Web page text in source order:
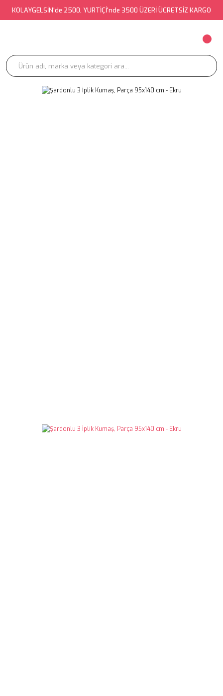
KOLAYGELSİN'de 2500, YURTİÇİ'nde 3500 ÜZERİ ÜCRETSİZ KARGO